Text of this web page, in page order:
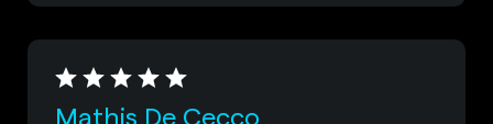
Mathis De Cecco